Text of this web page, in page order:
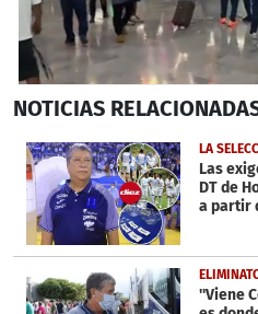
seconds
25
minutes,
11
seconds
NOTICIAS
LA
Las
DT de
a partir
''Viene